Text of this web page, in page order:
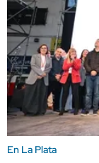
En La Plata